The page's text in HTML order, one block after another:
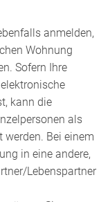
anmelden,
Wohnung
Sofern Ihre
kann die
als
Bei einem
in eine andere,
Lebenspartner